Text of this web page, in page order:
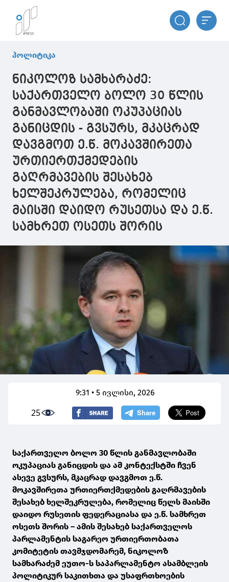
პოლიტიკა
ნიკოლოზ სამხარაძე:
საქართველო ბოლო 30 წლის
განმავლობაში ოკუპაციას
განიცდის - გვსურს, მკაცრად
დავგმოთ ე.წ. მოკავშირეთა
ურთიერთქმედების
გაღრმავების შესახებ
ხელშეკრულება, რომელიც
მაისში დაიდო რუსეთსა და ე.წ.
სამხრეთ ოსეთს შორის
9:31 • 5 ივლისი, 2026
25
საქართველო ბოლო 30 წლის განმავლობაში
ოკუპაციას განიცდის და ამ კონტექსტში ჩვენ
ასევე გვსურს, მკაცრად დავგმოთ ე.წ.
მოკავშირეთა ურთიერთქმედების გაღრმავების
შესახებ ხელშეკრულება, რომელიც წელს მაისში
დაიდო რუსეთის ფედერაციასა და ე.წ. სამხრეთ
ოსეთს შორის – ამის შესახებ საქართველოს
პარლამენტის საგარეო ურთიერთობათა
კომიტეტის თავმჯდომარემ, ნიკოლოზ
სამხარაძემ ეუთო-ს საპარლამენტო ასამბლეის
პოლიტიკურ საკითხთა და უსაფრთხოების